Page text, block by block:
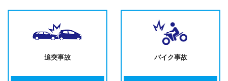
追突事故 バイク事故